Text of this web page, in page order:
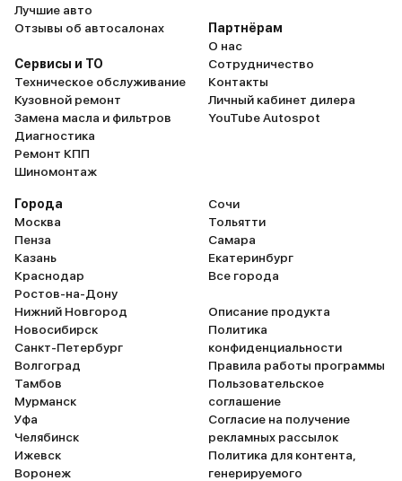
лужайке. Маневренность на
можно хоть с места. Багажник
очень вместительный: палатки,
полное снаряжение для
подводной охоты, коврики,
велосипеды, коляски и сумки с
лучше сильно не гонять. Подвеска
средней жесткости. До пуха
далековато, но и жесткой ее не
назовешь. Проходимость в целом
нормальная. Еще нигде не
застряли. В среднем расход –
7,3л, по городу – 9,6л, по трассе –
6л. Семейный бюджет – это
святое. Делали только плановые
ТО и меняли расходники.
Шумоизоляция на среднем
уровне. При скорости выше 110
км/ч – у нас дискотека. Больше
ничего ремонта не требовало,
ничего не отвалилось. Эмоции
только положительные!
Лучшие авто
Отзывы об автосалонах
Сервисы и ТО
Техническое обслуживание
Кузовной ремонт
Замена масла и фильтров
Диагностика
Ремонт КПП
Шиномонтаж
Партнёрам
О нас
Сотрудничество
Контакты
Личный кабинет дилера
YouTube Autospot
Города
Москва
Пенза
Казань
Краснодар
Ростов-на-Дону
Нижний Новгород
Новосибирск
Санкт-Петербург
Волгоград
Тамбов
Мурманск
Уфа
Челябинск
Ижевск
Воронеж
Сочи
Тольятти
Самара
Екатеринбург
Все города
Описание продукта
Политика
конфиденциальности
Правила работы программы
Пользовательское
соглашение
Согласие на получение
рекламных рассылок
Политика для контента,
генерируемого